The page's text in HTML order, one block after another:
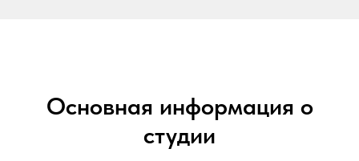
Основная информация о
студии